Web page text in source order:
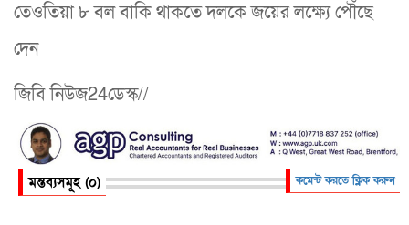
তেওতিয়া ৮ বল বাকি থাকতে দলকে জয়ের লক্ষ্যে পৌঁছে
দেন
জিবি নিউজ24ডেস্ক//
মন্তব্যসমূহ (০) কমেন্ট করতে ক্লিক করুন